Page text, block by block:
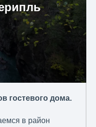
гостевого дома.
в район